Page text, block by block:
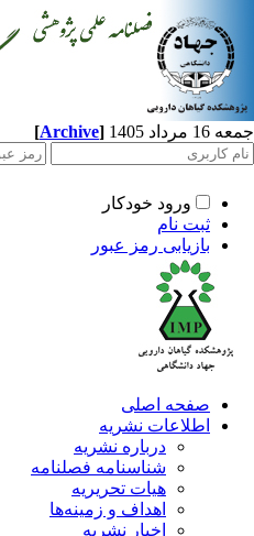
1405
[Archive]
ورود خودکار
ثبت نام
بازیابی رمز عبور
صفحه اصلی
اطلاعات نشریه
درباره نشریه
شناسنامه فصلنامه
هیات تحریریه
اهداف و زمینه‌ها
اخبار نشریه